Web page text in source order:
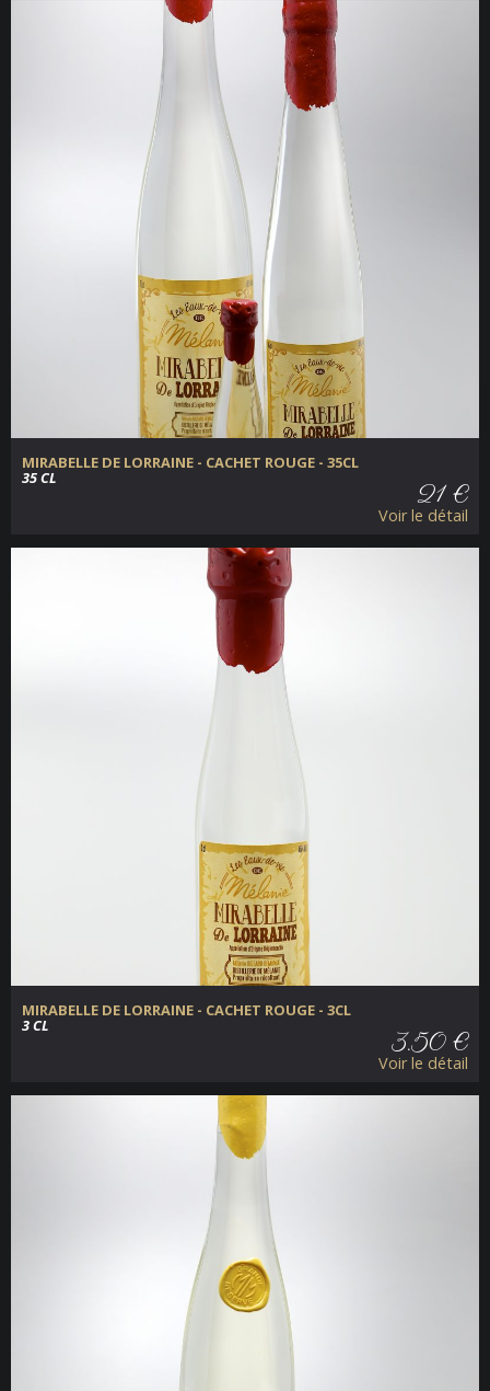
MIRABELLE DE LORRAINE - CACHET ROUGE - 35CL
35 CL
21 €
Voir le détail
MIRABELLE DE LORRAINE - CACHET ROUGE - 3CL
3 CL
3.50 €
Voir le détail